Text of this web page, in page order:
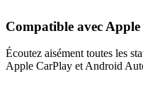
Compatible avec
Écoutez aisément toutes les
Apple CarPlay et Android